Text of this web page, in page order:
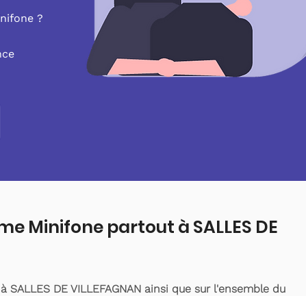
?
Minifone partout à SALLES DE
DE VILLEFAGNAN ainsi que sur l'ensemble du